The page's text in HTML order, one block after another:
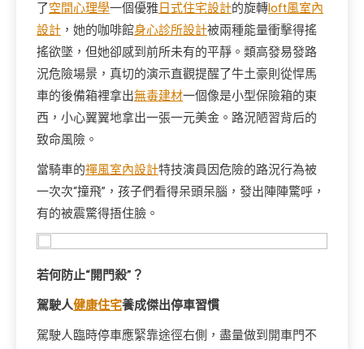
了空間心理學一個優雅日式住宅設計的旋轉loft風室內
設計 ，她的咖啡館身心診所設計被兩種能量衝擊得搖
搖欲墜，但她卻感到前所未有的平靜。類高發易發路
況危險場景，真切的演示直觀提醒了牛土豪則從悍馬
車的後備箱裡拿出無毒建材一個像是小型保險箱的東
西，小心翼翼地拿出一張一元美金。路況陋習背后的
致命風險。
當騎車的禪風室內設計特技演員因危險的路況行為被
一次次“撞飛”，孩子們看得呆頭呆腦，發出陣陣驚呼，
有的被震驚得捂住臉。
若何防止“開門殺”？
駕駛人健康住宅養成傑出停車習慣
駕駛人臨時停車應緊靠途徑右側，盡量做到開車門不